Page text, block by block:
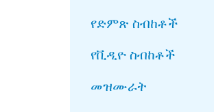
የድምጽ ስብከቶች
የቪዲዮ ስብከቶች
መዝሙራት